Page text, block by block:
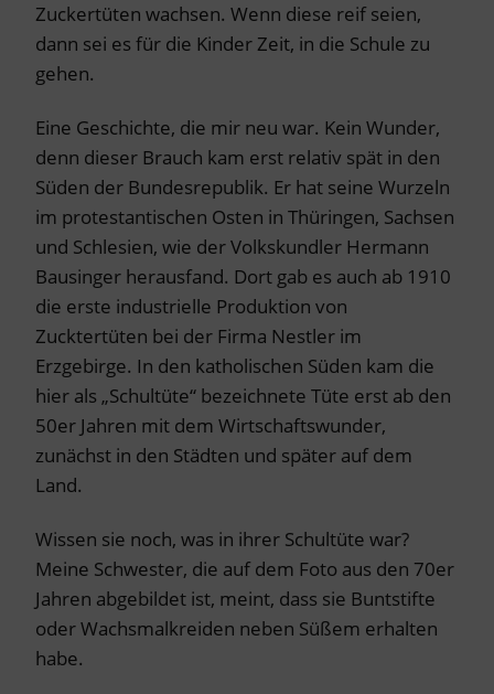
Zuckertüten wachsen. Wenn diese reif seien,
dann sei es für die Kinder Zeit, in die Schule zu
gehen.
Eine Geschichte, die mir neu war. Kein Wunder,
denn dieser Brauch kam erst relativ spät in den
Süden der Bundesrepublik. Er hat seine Wurzeln
im protestantischen Osten in Thüringen, Sachsen
und Schlesien, wie der Volkskundler Hermann
Bausinger herausfand. Dort gab es auch ab 1910
die erste industrielle Produktion von
Zucktertüten bei der Firma Nestler im
Erzgebirge. In den katholischen Süden kam die
hier als „Schultüte“ bezeichnete Tüte erst ab den
50er Jahren mit dem Wirtschaftswunder,
zunächst in den Städten und später auf dem
Land.
Wissen sie noch, was in ihrer Schultüte war?
Meine Schwester, die auf dem Foto aus den 70er
Jahren abgebildet ist, meint, dass sie Buntstifte
oder Wachsmalkreiden neben Süßem erhalten
habe.